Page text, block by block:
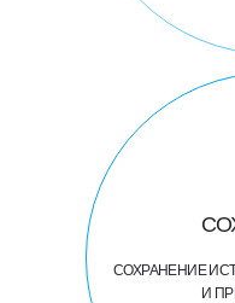
СОХРАНЕНИЕ
И